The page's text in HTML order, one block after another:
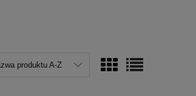
produktu A-Z